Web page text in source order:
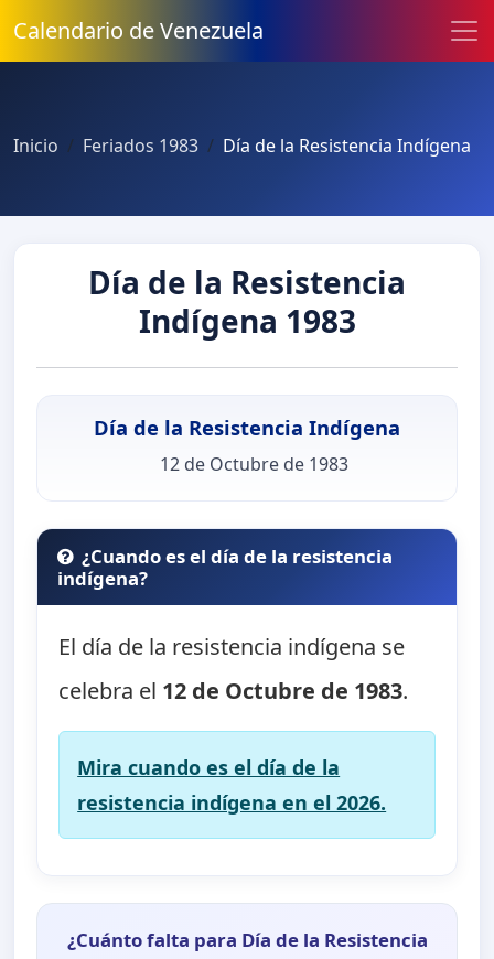
Calendario de Venezuela
Inicio Feriados 1983 Día de la Resistencia Indígena
Día de la Resistencia
Indígena 1983
Día de la Resistencia Indígena
12 de Octubre de 1983
¿Cuando es el día de la resistencia
indígena?
El día de la resistencia indígena se
celebra el 12 de Octubre de 1983.
Mira cuando es el día de la
resistencia indígena en el 2026.
¿Cuánto falta para Día de la Resistencia